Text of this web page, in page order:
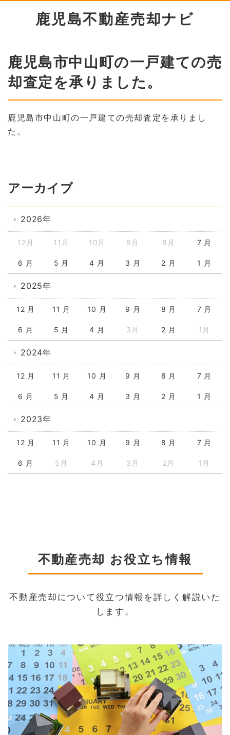
鹿児島不動産売却ナビ
鹿児島市中山町の一戸建ての売
却査定を承りました。
鹿児島市中山町の一戸建ての売却査定を承りまし
た。
アーカイブ
2026年
12月 11月 10月 9月 8月 7 月
6 月 5 月 4 月 3 月 2 月 1 月
2025年
12 月 11 月 10 月 9 月 8 月 7 月
6 月 5 月 4 月 3月 2 月 1月
2024年
12 月 11 月 10 月 9 月 8 月 7 月
6 月 5 月 4 月 3 月 2 月 1 月
2023年
12 月 11 月 10 月 9 月 8 月 7 月
6 月 5月 4月 3月 2月 1月
不動産売却 お役立ち情報
不動産売却について役立つ情報を詳しく解説いた
します。